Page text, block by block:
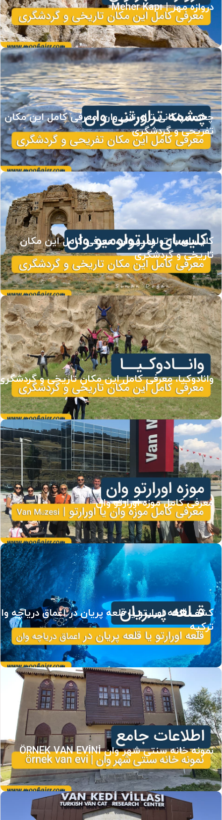
دروازه مهر | Meher Kapı
چشمه پلکانی تراورتنی وان، معرفی کامل این مکان
تفریحی و گردشگری
کلیسای بارتولومیو وان، معرفی کامل این مکان
تاریخی و گردشگری
وانادوکیا، معرفی کامل این مکان تاریخی و
معرفی کامل موزه اورارتو وان
کشف قلعه اورارتو یا قلعه پریان در اعماق دریاچه
ترکیه
نمونه خانه سنتی شهر وان ÖRNEK VAN EVİNİ